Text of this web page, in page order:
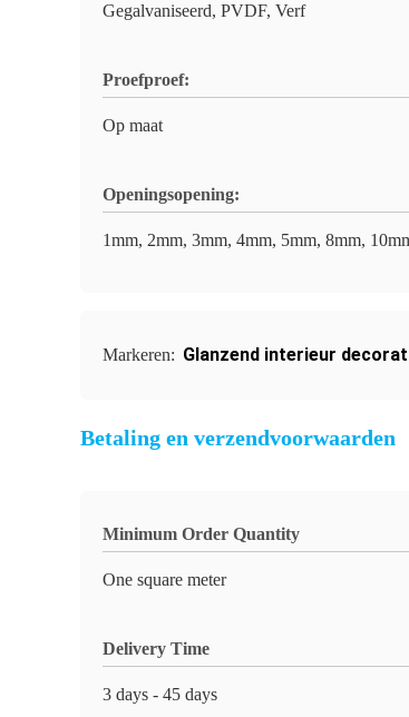
Gegalvaniseerd, PVDF, Verf
Proefproef:
Op maat
Openingsopening:
1mm, 2mm, 3mm, 4mm, 5mm, 8mm,
Markeren: Glanzend interieur
Betaling en verzendvoorwaarden
Minimum Order Quantity
One square meter
Delivery Time
3 days - 45 days